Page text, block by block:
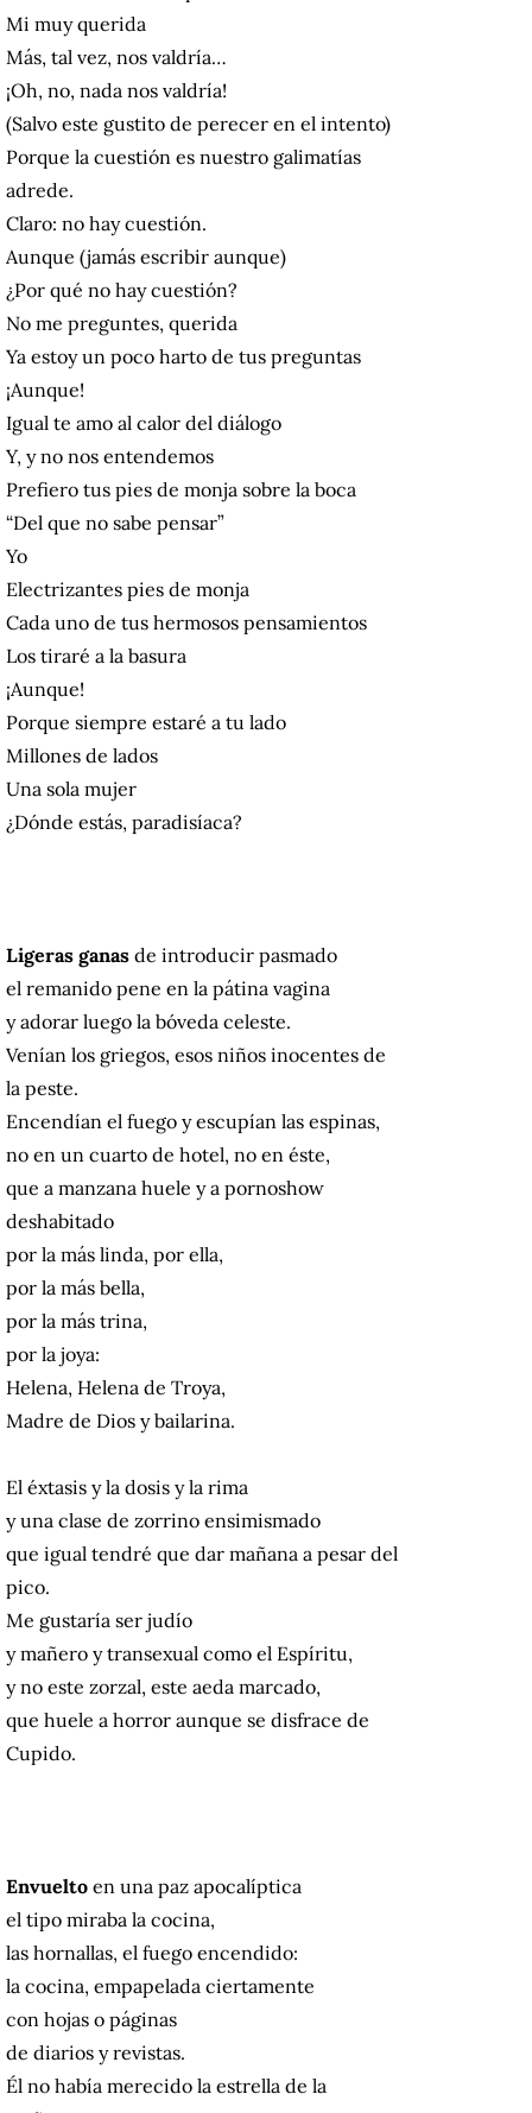
Mi muy querida
Más, tal vez, nos valdría…
¡Oh, no, nada nos valdría!
(Salvo este gustito de perecer en el intento)
Porque la cuestión es nuestro galimatías
adrede.
Claro: no hay cuestión.
Aunque (jamás escribir aunque)
¿Por qué no hay cuestión?
No me preguntes, querida
Ya estoy un poco harto de tus preguntas
¡Aunque!
Igual te amo al calor del diálogo
Y, y no nos entendemos
Prefiero tus pies de monja sobre la boca
“Del que no sabe pensar”
Yo
Electrizantes pies de monja
Cada uno de tus hermosos pensamientos
Los tiraré a la basura
¡Aunque!
Porque siempre estaré a tu lado
Millones de lados
Una sola mujer
¿Dónde estás, paradisíaca?
Ligeras ganas de introducir pasmado
el remanido pene en la pátina vagina
y adorar luego la bóveda celeste.
Venían los griegos, esos niños inocentes de
la peste.
Encendían el fuego y escupían las espinas,
no en un cuarto de hotel, no en éste,
que a manzana huele y a pornoshow
deshabitado
por la más linda, por ella,
por la más bella,
por la más trina,
por la joya:
Helena, Helena de Troya,
Madre de Dios y bailarina.
El éxtasis y la dosis y la rima
y una clase de zorrino ensimismado
que igual tendré que dar mañana a pesar del
pico.
Me gustaría ser judío
y mañero y transexual como el Espíritu,
y no este zorzal, este aeda marcado,
que huele a horror aunque se disfrace de
Cupido.
Envuelto en una paz apocalíptica
el tipo miraba la cocina,
las hornallas, el fuego encendido:
la cocina, empapelada ciertamente
con hojas o páginas
de diarios y revistas.
Él no había merecido la estrella de la